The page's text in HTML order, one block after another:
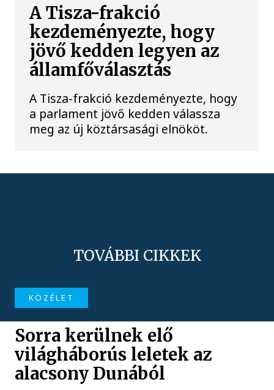
A Tisza-frakció
kezdeményezte, hogy
jövő kedden legyen az
államfőválasztás
A Tisza-frakció kezdeményezte, hogy
a parlament jövő kedden válassza
meg az új köztársasági elnököt.
TOVÁBBI CIKKEK
KÖZÉLET
Sorra kerülnek elő
világháborús leletek az
alacsony Dunából